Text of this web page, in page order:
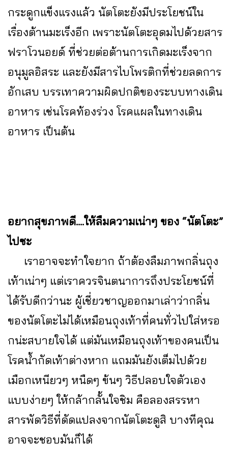
กระดูกแข็งแรงแล้ว นัตโตะยังมีประโยชน์ใน
เรื่องต้านมะเร็งอีก เพราะนัตโตะอุดมไปด้วยสาร
ฟราโวนอยด์ ที่ช่วยต่อต้านการเกิดมะเร็งจาก
อนุมูลอิสระ และยังมีสารไบโพรติกที่ช่วยลดการ
อักเสบ บรรเทาความผิดปกติของระบบทางเดิน
อาหาร เช่นโรคท้องร่วง โรคแผลในทางเดิน
อาหาร เป็นต้น
อยากสุขภาพดี....ให้ลืมความเน่าๆ ของ “นัตโตะ”
ไปซะ
เราอาจจะทำใจยาก ถ้าต้องลืมภาพกลิ่นถุง
เท้าเน่าๆ แต่เราควรจินตนาการถึงประโยชน์ที่
ได้รับดีกว่านะ ผู้เชี่ยวชาญออกมาเล่าว่ากลิ่น
ของนัตโตะไม่ได้เหมือนถุงเท้าที่คนทั่วไปใส่หรอ
กน่ะสบายใจได้ แต่มันเหมือนถุงเท้าของคนเป็น
โรคน้ำกัดเท้าต่างหาก แถมมันยังเต็มไปด้วย
เมือกเหนียวๆ หนืดๆ ข้นๆ วิธีปลอบใจตัวเอง
แบบง่ายๆ ให้กล้ากลั้นใจชิม คือลองสรรหา
สารพัดวิธีที่ดัดแปลงจากนัตโตะดูสิ บางทีคุณ
อาจจะชอบมันก็ได้